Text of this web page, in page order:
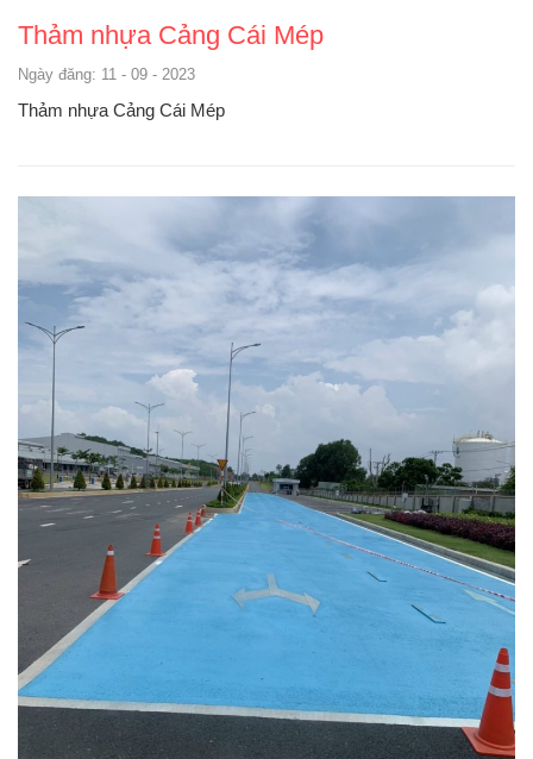
Thảm nhựa Cảng Cái Mép
Ngày đăng: 11 - 09 - 2023
Thảm nhựa Cảng Cái Mép